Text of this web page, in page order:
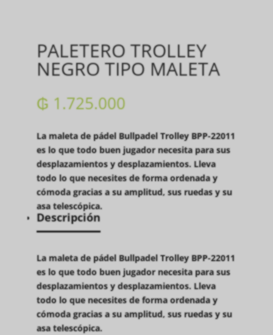
PALETERO TROLLEY
NEGRO TIPO MALETA
₲ 1.725.000
La maleta de pádel Bullpadel Trolley BPP-22011
es lo que todo buen jugador necesita para sus
desplazamientos y desplazamientos. Lleva
todo lo que necesites de forma ordenada y
cómoda gracias a su amplitud, sus ruedas y su
asa telescópica.
Descripción
La maleta de pádel Bullpadel Trolley BPP-22011
es lo que todo buen jugador necesita para sus
desplazamientos y desplazamientos. Lleva
todo lo que necesites de forma ordenada y
cómoda gracias a su amplitud, sus ruedas y su
asa telescópica.